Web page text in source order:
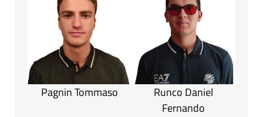
Pagnin Tommaso
Runco Daniel
Fernando